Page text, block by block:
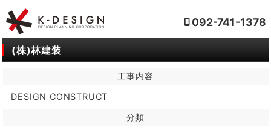
092-741-1378
(株)林建装
工事内容
DESIGN CONSTRUCT
分類